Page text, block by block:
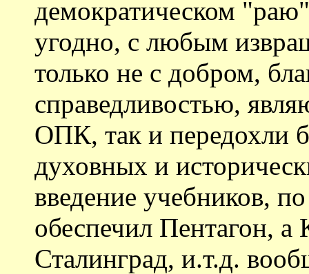
демократическом
угодно, с любым
только не с добром,
справедливостью,
ОПК, так и передохли
духовных и
введение учебников,
обеспечил Пентагон, а
Сталинград, и.т.д.